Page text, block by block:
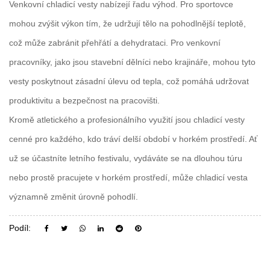
Venkovní chladicí vesty nabízejí řadu výhod. Pro sportovce
mohou zvýšit výkon tím, že udržují tělo na pohodlnější teplotě,
což může zabránit přehřátí a dehydrataci. Pro venkovní
pracovníky, jako jsou stavební dělníci nebo krajináře, mohou tyto
vesty poskytnout zásadní úlevu od tepla, což pomáhá udržovat
produktivitu a bezpečnost na pracovišti.
Kromě atletického a profesionálního využití jsou chladicí vesty
cenné pro každého, kdo tráví delší období v horkém prostředí. Ať
už se účastníte letního festivalu, vydáváte se na dlouhou túru
nebo prostě pracujete v horkém prostředí, může chladicí vesta
významně změnit úrovně pohodlí.
Podíl: